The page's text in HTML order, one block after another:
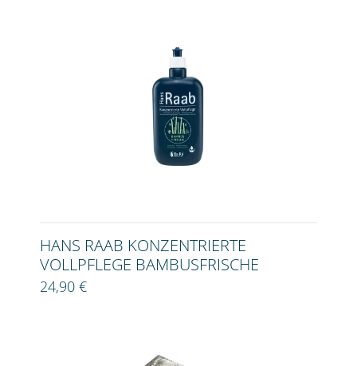
HANS RAAB KONZENTRIERTE
VOLLPFLEGE BAMBUSFRISCHE
24,90 €